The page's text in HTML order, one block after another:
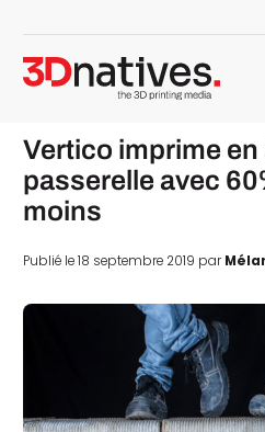
Vertico imprime en
passerelle avec
moins
Publié le 18 septembre 2019 par